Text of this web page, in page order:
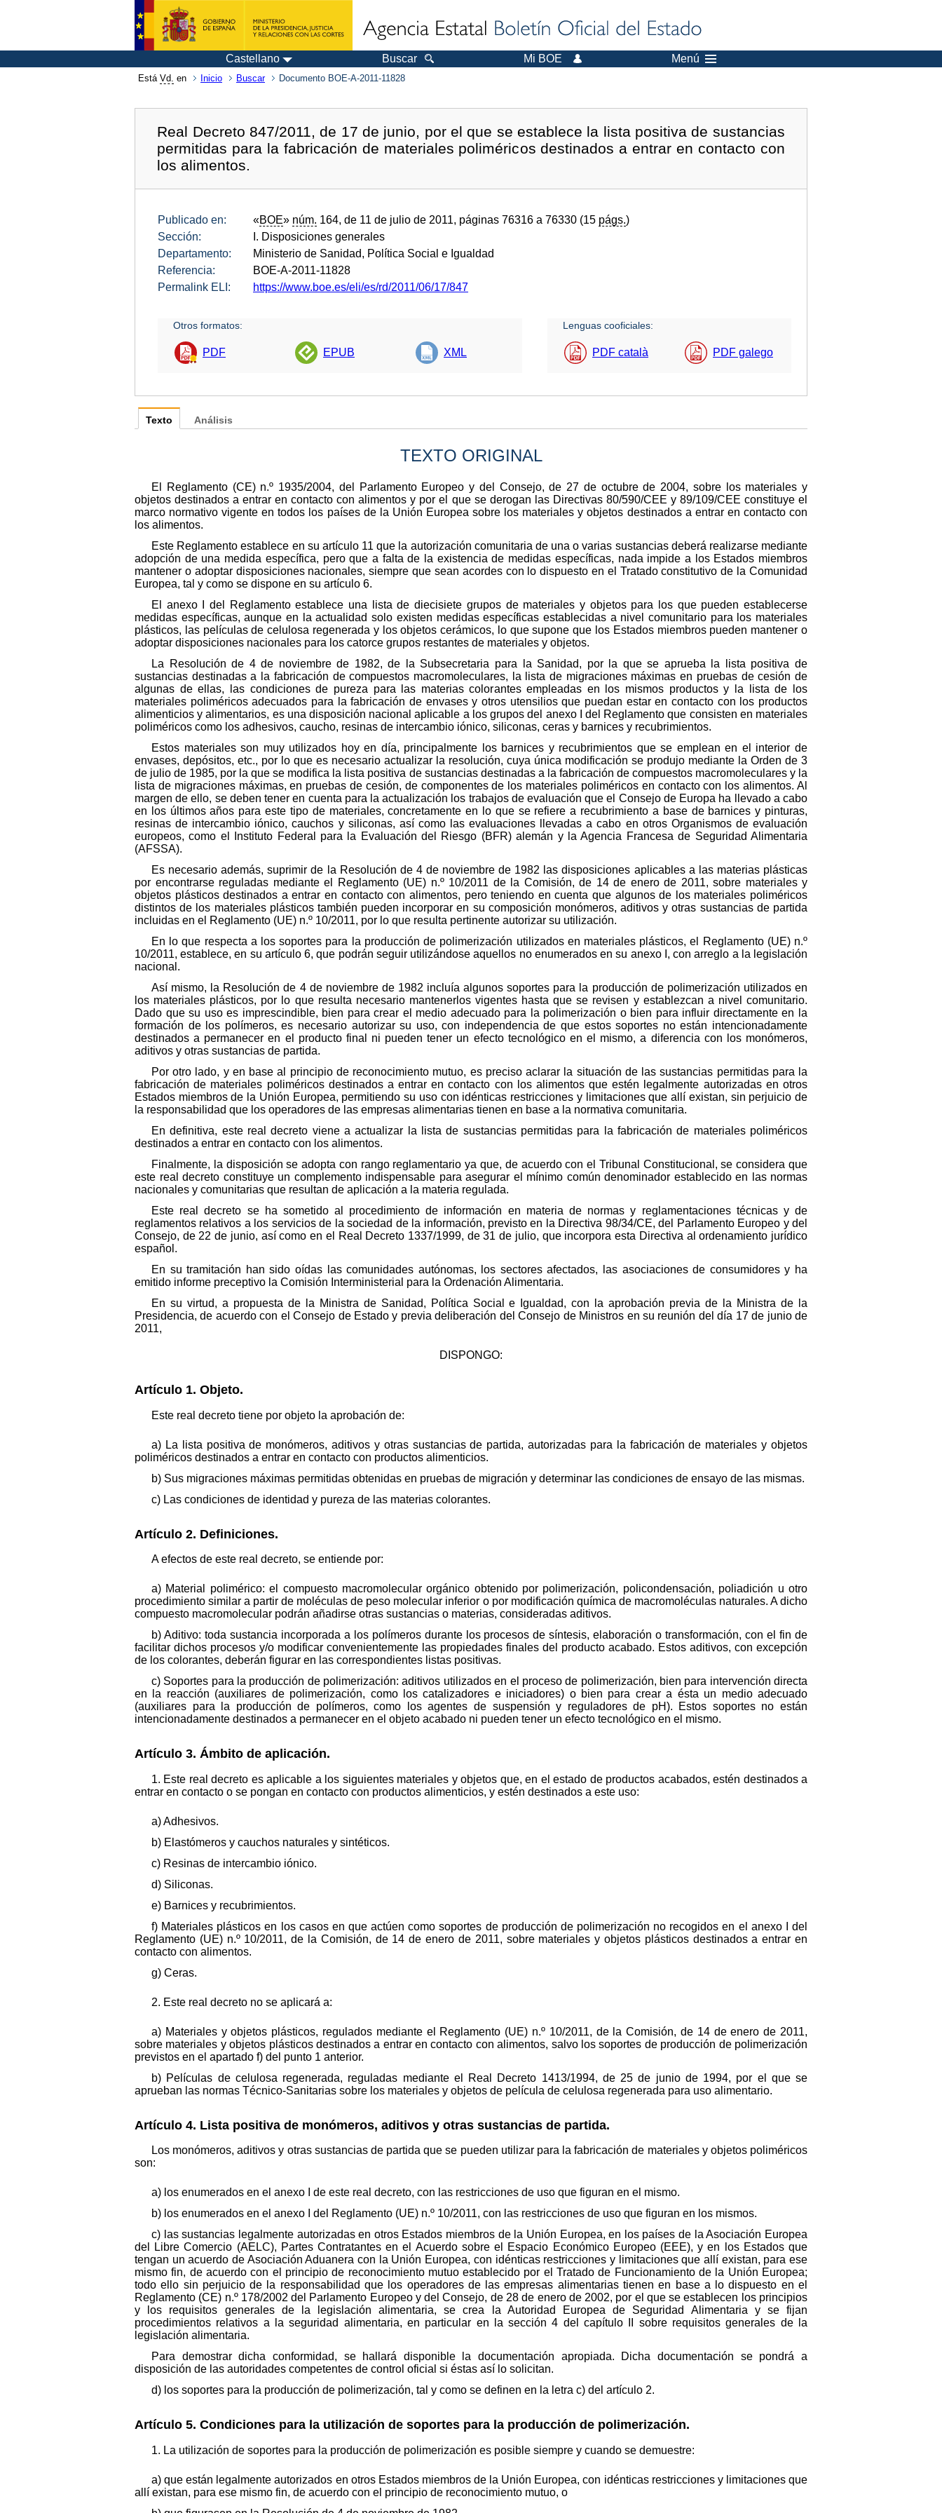
Castellano Buscar Mi BOE Menú
Está Vd. en Inicio Buscar Documento BOE-A-2011-11828
Real Decreto 847/2011, de 17 de junio, por el que se establece la lista positiva de sustancias
permitidas para la fabricación de materiales poliméricos destinados a entrar en contacto con
los alimentos.
Publicado en: «BOE» núm. 164, de 11 de julio de 2011, páginas 76316 a 76330 (15 págs.)
Sección:
I. Disposiciones generales
Departamento:
Ministerio de Sanidad, Política Social e Igualdad
Referencia:
BOE-A-2011-11828
Permalink ELI:
https://www.boe.es/eli/es/rd/2011/06/17/847
Otros formatos:
PDF EPUB XML
Lenguas cooficiales:
PDF català PDF galego
Texto
TEXTO ORIGINAL
El Reglamento (CE) n.º 1935/2004, del Parlamento Europeo y del Consejo, de 27 de octubre de 2004, sobre los materiales y
objetos destinados a entrar en contacto con alimentos y por el que se derogan las Directivas 80/590/CEE y 89/109/CEE constituye el
marco normativo vigente en todos los países de la Unión Europea sobre los materiales y objetos destinados a entrar en contacto con
los alimentos.
Este Reglamento establece en su artículo 11 que la autorización comunitaria de una o varias sustancias deberá realizarse mediante
adopción de una medida específica, pero que a falta de la existencia de medidas específicas, nada impide a los Estados miembros
mantener o adoptar disposiciones nacionales, siempre que sean acordes con lo dispuesto en el Tratado constitutivo de la Comunidad
Europea, tal y como se dispone en su artículo 6.
El anexo I del Reglamento establece una lista de diecisiete grupos de materiales y objetos para los que pueden establecerse
medidas específicas, aunque en la actualidad solo existen medidas específicas establecidas a nivel comunitario para los materiales
plásticos, las películas de celulosa regenerada y los objetos cerámicos, lo que supone que los Estados miembros pueden mantener o
adoptar disposiciones nacionales para los catorce grupos restantes de materiales y objetos.
La Resolución de 4 de noviembre de 1982, de la Subsecretaria para la Sanidad, por la que se aprueba la lista positiva de
sustancias destinadas a la fabricación de compuestos macromoleculares, la lista de migraciones máximas en pruebas de cesión de
algunas de ellas, las condiciones de pureza para las materias colorantes empleadas en los mismos productos y la lista de los
materiales poliméricos adecuados para la fabricación de envases y otros utensilios que puedan estar en contacto con los productos
alimenticios y alimentarios, es una disposición nacional aplicable a los grupos del anexo I del Reglamento que consisten en materiales
poliméricos como los adhesivos, caucho, resinas de intercambio iónico, siliconas, ceras y barnices y recubrimientos.
Estos materiales son muy utilizados hoy en día, principalmente los barnices y recubrimientos que se emplean en el interior de
envases, depósitos, etc., por lo que es necesario actualizar la resolución, cuya única modificación se produjo mediante la Orden de 3
de julio de 1985, por la que se modifica la lista positiva de sustancias destinadas a la fabricación de compuestos macromoleculares y la
lista de migraciones máximas, en pruebas de cesión, de componentes de los materiales poliméricos en contacto con los alimentos. Al
margen de ello, se deben tener en cuenta para la actualización los trabajos de evaluación que el Consejo de Europa ha llevado a cabo
en los últimos años para este tipo de materiales, concretamente en lo que se refiere a recubrimiento a base de barnices y pinturas,
resinas de intercambio iónico, cauchos y siliconas, así como las evaluaciones llevadas a cabo en otros Organismos de evaluación
europeos, como el Instituto Federal para la Evaluación del Riesgo (BFR) alemán y la Agencia Francesa de Seguridad Alimentaria
(AFSSA).
Es necesario además, suprimir de la Resolución de 4 de noviembre de 1982 las disposiciones aplicables a las materias plásticas
por encontrarse reguladas mediante el Reglamento (UE) n.º 10/2011 de la Comisión, de 14 de enero de 2011, sobre materiales y
objetos plásticos destinados a entrar en contacto con alimentos, pero teniendo en cuenta que algunos de los materiales poliméricos
distintos de los materiales plásticos también pueden incorporar en su composición monómeros, aditivos y otras sustancias de partida
incluidas en el Reglamento (UE) n.º 10/2011, por lo que resulta pertinente autorizar su utilización.
En lo que respecta a los soportes para la producción de polimerización utilizados en materiales plásticos, el Reglamento (UE) n.º
10/2011, establece, en su artículo 6, que podrán seguir utilizándose aquellos no enumerados en su anexo I, con arreglo a la legislación
nacional.
Así mismo, la Resolución de 4 de noviembre de 1982 incluía algunos soportes para la producción de polimerización utilizados en
los materiales plásticos, por lo que resulta necesario mantenerlos vigentes hasta que se revisen y establezcan a nivel comunitario.
Dado que su uso es imprescindible, bien para crear el medio adecuado para la polimerización o bien para influir directamente en la
formación de los polímeros, es necesario autorizar su uso, con independencia de que estos soportes no están intencionadamente
destinados a permanecer en el producto final ni pueden tener un efecto tecnológico en el mismo, a diferencia con los monómeros,
aditivos y otras sustancias de partida.
Por otro lado, y en base al principio de reconocimiento mutuo, es preciso aclarar la situación de las sustancias permitidas para la
fabricación de materiales poliméricos destinados a entrar en contacto con los alimentos que estén legalmente autorizadas en otros
Estados miembros de la Unión Europea, permitiendo su uso con idénticas restricciones y limitaciones que allí existan, sin perjuicio de
la responsabilidad que los operadores de las empresas alimentarias tienen en base a la normativa comunitaria.
En definitiva, este real decreto viene a actualizar la lista de sustancias permitidas para la fabricación de materiales poliméricos
destinados a entrar en contacto con los alimentos.
Finalmente, la disposición se adopta con rango reglamentario ya que, de acuerdo con el Tribunal Constitucional, se considera que
este real decreto constituye un complemento indispensable para asegurar el mínimo común denominador establecido en las normas
nacionales y comunitarias que resultan de aplicación a la materia regulada.
Este real decreto se ha sometido al procedimiento de información en materia de normas y reglamentaciones técnicas y de
reglamentos relativos a los servicios de la sociedad de la información, previsto en la Directiva 98/34/CE, del Parlamento Europeo y del
Consejo, de 22 de junio, así como en el Real Decreto 1337/1999, de 31 de julio, que incorpora esta Directiva al ordenamiento jurídico
español.
En su tramitación han sido oídas las comunidades autónomas, los sectores afectados, las asociaciones de consumidores y ha
emitido informe preceptivo la Comisión Interministerial para la Ordenación Alimentaria.
En su virtud, a propuesta de la Ministra de Sanidad, Política Social e Igualdad, con la aprobación previa de la Ministra de la
Presidencia, de acuerdo con el Consejo de Estado y previa deliberación del Consejo de Ministros en su reunión del día 17 de junio de
2011,
DISPONGO:
Artículo 1. Objeto.
Este real decreto tiene por objeto la aprobación de:
a) La lista positiva de monómeros, aditivos y otras sustancias de partida, autorizadas para la fabricación de materiales y objetos
poliméricos destinados a entrar en contacto con productos alimenticios.
b) Sus migraciones máximas permitidas obtenidas en pruebas de migración y determinar las condiciones de ensayo de las mismas.
c) Las condiciones de identidad y pureza de las materias colorantes.
Artículo 2. Definiciones.
A efectos de este real decreto, se entiende por:
a) Material polimérico: el compuesto macromolecular orgánico obtenido por polimerización, policondensación, poliadición u otro
procedimiento similar a partir de moléculas de peso molecular inferior o por modificación química de macromoléculas naturales. A dicho
compuesto macromolecular podrán añadirse otras sustancias o materias, consideradas aditivos.
b) Aditivo: toda sustancia incorporada a los polímeros durante los procesos de síntesis, elaboración o transformación, con el fin de
facilitar dichos procesos y/o modificar convenientemente las propiedades finales del producto acabado. Estos aditivos, con excepción
de los colorantes, deberán figurar en las correspondientes listas positivas.
c) Soportes para la producción de polimerización: aditivos utilizados en el proceso de polimerización, bien para intervención directa
en la reacción (auxiliares de polimerización, como los catalizadores e iniciadores) o bien para crear a ésta un medio adecuado
(auxiliares para la producción de polímeros, como los agentes de suspensión y reguladores de pH). Estos soportes no están
intencionadamente destinados a permanecer en el objeto acabado ni pueden tener un efecto tecnológico en el mismo.
Artículo 3. Ámbito de aplicación.
1. Este real decreto es aplicable a los siguientes materiales y objetos que, en el estado de productos acabados, estén destinados a
entrar en contacto o se pongan en contacto con productos alimenticios, y estén destinados a este uso:
a) Adhesivos.
b) Elastómeros y cauchos naturales y sintéticos.
c) Resinas de intercambio iónico.
d) Siliconas.
e) Barnices y recubrimientos.
f) Materiales plásticos en los casos en que actúen como soportes de producción de polimerización no recogidos en el anexo I del
Reglamento (UE) n.º 10/2011, de la Comisión, de 14 de enero de 2011, sobre materiales y objetos plásticos destinados a entrar en
contacto con alimentos.
g) Ceras.
2. Este real decreto no se aplicará a:
a) Materiales y objetos plásticos, regulados mediante el Reglamento (UE) n.º 10/2011, de la Comisión, de 14 de enero de 2011,
sobre materiales y objetos plásticos destinados a entrar en contacto con alimentos, salvo los soportes de producción de polimerización
previstos en el apartado f) del punto 1 anterior.
b) Películas de celulosa regenerada, reguladas mediante el Real Decreto 1413/1994, de 25 de junio de 1994, por el que se
aprueban las normas Técnico-Sanitarias sobre los materiales y objetos de película de celulosa regenerada para uso alimentario.
Artículo 4. Lista positiva de monómeros, aditivos y otras sustancias de partida.
Los monómeros, aditivos y otras sustancias de partida que se pueden utilizar para la fabricación de materiales y objetos poliméricos
son:
a) los enumerados en el anexo I de este real decreto, con las restricciones de uso que figuran en el mismo.
b) los enumerados en el anexo I del Reglamento (UE) n.º 10/2011, con las restricciones de uso que figuran en los mismos.
c) las sustancias legalmente autorizadas en otros Estados miembros de la Unión Europea, en los países de la Asociación Europea
del Libre Comercio (AELC), Partes Contratantes en el Acuerdo sobre el Espacio Económico Europeo (EEE), y en los Estados que
tengan un acuerdo de Asociación Aduanera con la Unión Europea, con idénticas restricciones y limitaciones que allí existan, para ese
mismo fin, de acuerdo con el principio de reconocimiento mutuo establecido por el Tratado de Funcionamiento de la Unión Europea;
todo ello sin perjuicio de la responsabilidad que los operadores de las empresas alimentarias tienen en base a lo dispuesto en el
Reglamento (CE) n.º 178/2002 del Parlamento Europeo y del Consejo, de 28 de enero de 2002, por el que se establecen los principios
y los requisitos generales de la legislación alimentaria, se crea la Autoridad Europea de Seguridad Alimentaria y se fijan
procedimientos relativos a la seguridad alimentaria, en particular en la sección 4 del capítulo II sobre requisitos generales de la
legislación alimentaria.
Para demostrar dicha conformidad, se hallará disponible la documentación apropiada. Dicha documentación se pondrá a
disposición de las autoridades competentes de control oficial si éstas así lo solicitan.
d) los soportes para la producción de polimerización, tal y como se definen en la letra c) del artículo 2.
Artículo 5. Condiciones para la utilización de soportes para la producción de polimerización.
1. La utilización de soportes para la producción de polimerización es posible siempre y cuando se demuestre:
a) que están legalmente autorizados en otros Estados miembros de la Unión Europea, con idénticas restricciones y limitaciones que
allí existan, para ese mismo fin, de acuerdo con el principio de reconocimiento mutuo, o
Análisis